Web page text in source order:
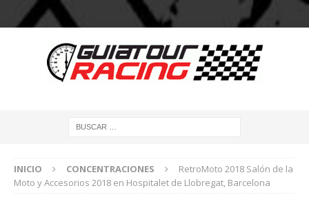
INICIO CONCENTRACIONES
RetroMoto 2018 Salón de la
Moto y Accesorios 2018 en Hospitalet de Llobregat, Barcelona